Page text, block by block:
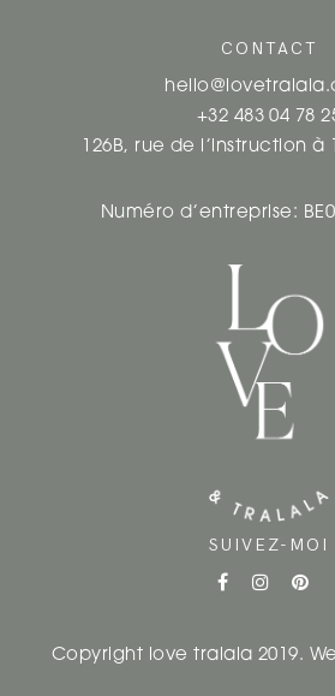
CONTACT
+32 483 04 78
126B, rue de l’instruction à
Numéro d’entreprise:
SUIVEZ-MOI
Copyright love tralala 2019.